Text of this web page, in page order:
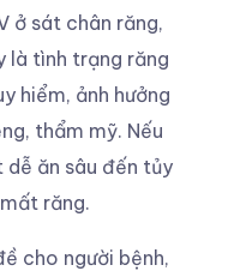
ở sát chân răng,
là tình trạng răng
hiểm, ảnh hưởng
thẩm mỹ. Nếu
dễ ăn sâu đến tủy
răng.
cho người bệnh,